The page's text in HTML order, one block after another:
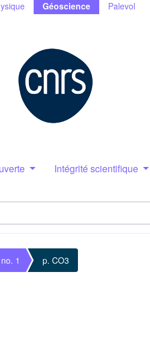
Géoscience Palevol
Intégrité scientifique
no. 1 p. CO3